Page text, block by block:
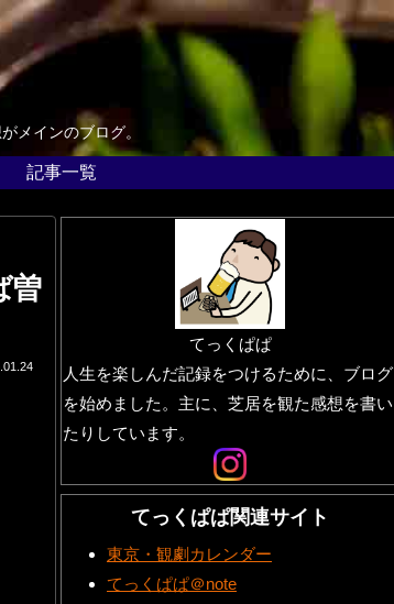
メインのブログ。
記事一覧
曽
てっくぱぱ
人生を楽しんだ記録をつけるために、ブログ
を始めました。主に、芝居を観た感想を書い
たりしています。
てっくぱぱ関連サイト
東京・観劇カレンダー
てっくぱぱ＠note